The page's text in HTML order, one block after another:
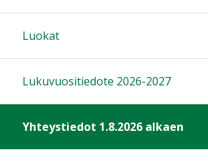
Luokat
Lukuvuositiedote 2026-2027
Yhteystiedot 1.8.2026 alkaen